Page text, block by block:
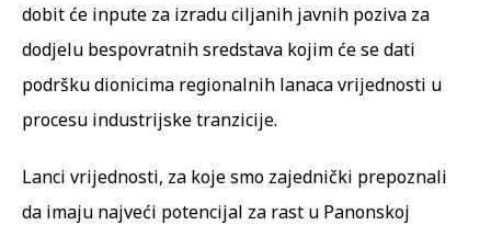
dobit će inpute za izradu ciljanih javnih poziva za
dodjelu bespovratnih sredstava kojim će se dati
podršku dionicima regionalnih lanaca vrijednosti u
procesu industrijske tranzicije.
Lanci vrijednosti, za koje smo zajednički prepoznali
da imaju najveći potencijal za rast u Panonskoj